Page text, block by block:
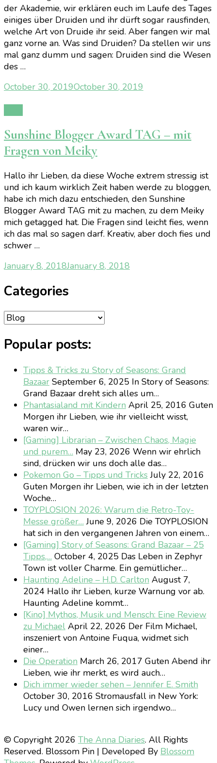
der Akademie, wir erklären euch im Laufe des Tages
einiges über Druiden und ihr dürft sogar rausfinden,
welche Art von Druide ihr seid. Aber fangen wir mal
ganz vorne an. Was sind Druiden? Da stellen wir uns
mal ganz dumm und sagen: Druiden sind die Wesen
des …
October 30, 2019October 30, 2019
Sunshine Blogger Award TAG – mit
Fragen von Meiky
Hallo ihr Lieben, da diese Woche extrem stressig ist
und ich kaum wirklich Zeit haben werde zu bloggen,
habe ich mich dazu entschieden, den Sunshine
Blogger Award TAG mit zu machen, zu dem Meiky
mich getagged hat. Die Fragen sind leicht fies, wenn
ich das mal so sagen darf. Kreativ, aber doch fies und
schwer …
January 8, 2018January 8, 2018
Categories
Categories
Popular posts:
Tipps & Tricks zu Story of Seasons: Grand
Bazaar September 6, 2025 In Story of Seasons:
Grand Bazaar dreht sich alles um…
Phantasialand mit Kindern April 25, 2016 Guten
Morgen ihr Lieben, wie ihr vielleicht wisst,
waren wir…
[Gaming] Librarian – Zwischen Chaos, Magie
und purem… May 23, 2026 Wenn wir ehrlich
sind, drücken wir uns doch alle das…
Pokemon Go – Tipps und TricksJuly 22, 2016
Guten Morgen ihr Lieben, wie ich in der letzten
Woche…
TOYPLOSION 2026: Warum die Retro-Toy-
Messe größer… June 9, 2026 Die TOYPLOSION
hat sich in den vergangenen Jahren von einem…
[Gaming] Story of Seasons: Grand Bazaar – 25
Tipps,… October 4, 2025 Das Leben in Zephyr
Town ist voller Charme. Ein gemütlicher…
Haunting Adeline – H.D. Carlton August 7,
2024 Hallo ihr Lieben, kurze Warnung vor ab.
Haunting Adeline kommt…
[Kino] Mythos, Musik und Mensch: Eine Review
zu Michael April 22, 2026 Der Film Michael,
inszeniert von Antoine Fuqua, widmet sich
einer…
Die Operation March 26, 2017 Guten Abend ihr
Lieben, wie ihr merkt, es wird auch…
Dich immer wieder sehen – Jennifer E. Smith
October 30, 2016 Stromausfall in New York:
Lucy und Owen lernen sich irgendwo…
© Copyright 2026 The Anna Diaries. All Rights
Reserved. Blossom Pin | Developed By Blossom